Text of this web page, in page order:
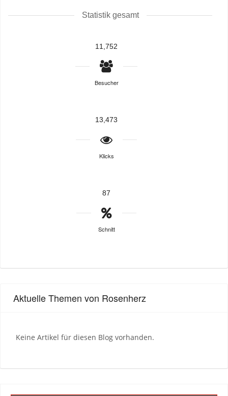
Statistik gesamt
11,752
Besucher
13,473
Klicks
87
Schnitt
Aktuelle Themen von Rosenherz
Keine Artikel für diesen Blog vorhanden.